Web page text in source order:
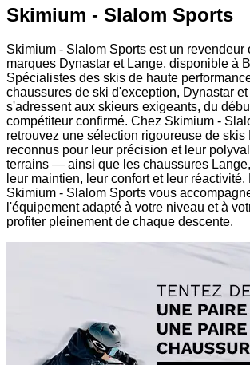
Skimium - Slalom Sports
Skimium - Slalom Sports est un revendeur
marques Dynastar et Lange, disponible à
Spécialistes des skis de haute
chaussures de ski d'exception, Dynastar
s'adressent aux skieurs exigeants, du
compétiteur confirmé. Chez Skimium -
retrouvez une sélection rigoureuse de
reconnus pour leur précision et leur
terrains — ainsi que les chaussures
leur maintien, leur confort et leur
Skimium - Slalom Sports vous
l'équipement adapté à votre niveau et à
profiter pleinement de chaque descente.